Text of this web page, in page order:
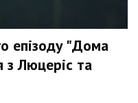
епізоду "Дома
Люцеріс та